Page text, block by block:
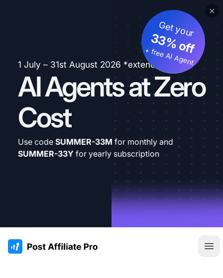
1 July – 31st August 2026 *extended
AI Agents at Zero
Cost
Get your
33% off
+ free AI Agent
Use code SUMMER-33M for monthly and
SUMMER-33Y for yearly subscription
:site.title